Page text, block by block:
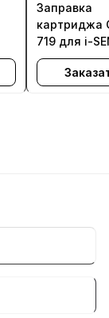
Заправка
картриджа
719 для i-
LBP251dw,
LBP252dw,